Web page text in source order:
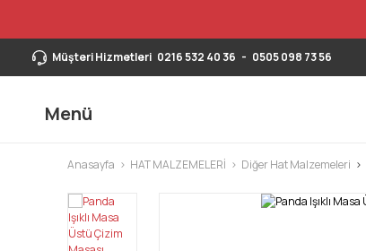
Müşteri Hizmetleri 0216 532 40 36 - 0505 098 73 56
Menü
Anasayfa HAT MALZEMELERİ Diğer Hat Malzemeleri